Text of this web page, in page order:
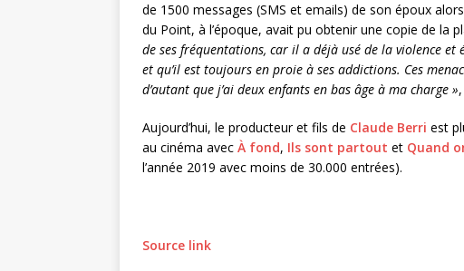
de 1500 messages (SMS et emails) de son époux
du Point, à l’époque, avait pu obtenir une copie de la
de ses fréquentations, car il a déjà usé de la violence et
et qu’il est toujours en proie à ses addictions. Ces
d’autant que j’ai deux enfants en bas âge à ma charge »
Aujourd’hui, le producteur et fils de Claude Berri est
au cinéma avec À fond, Ils sont partout et Quand
l’année 2019 avec moins de 30.000 entrées).
Source link